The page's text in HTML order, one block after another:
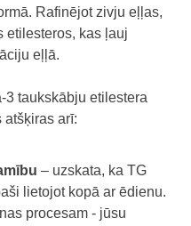
Rafinējot zivju eļļas,
etilesteros, kas ļauj
eļļā.
3 taukskābju etilestera
atšķiras arī:
– uzskata, ka TG
lietojot kopā ar ēdienu.
procesam - jūsu